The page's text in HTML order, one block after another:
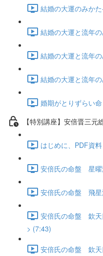
結婚の大運のみか
結婚の大運と流年
結婚の大運と流年
結婚の大運と流年
婚期がとりずらい
【特別講座】安倍晋三元
はじめに、PDF資
安倍氏の命盤 星曜
安倍氏の命盤 飛星
安倍氏の命盤 欽天
> (7:43)
安倍氏の命盤 欽天